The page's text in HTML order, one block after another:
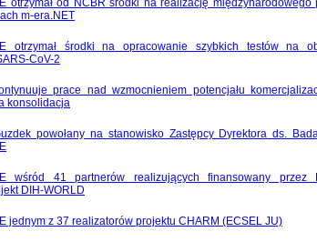
otrzymał od NCBR środki na realizację międzynarodowego
m-era.NET
otrzymał środki na opracowanie szybkich testów na
CoV-2
prace nad wzmocnieniem potencjału
konsolidacja
powołany na stanowisko Zastępcy Dyrektora ds.
wśród 41 partnerów realizujących finansowany przez
DIH-WORLD
jednym z 37 realizatorów projektu CHARM (ECSEL JU)